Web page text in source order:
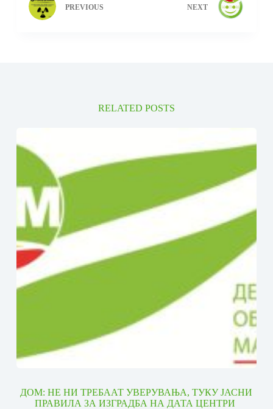
PREVIOUS NEXT
RELATED POSTS
ДОМ: НЕ НИ ТРЕБААТ УВЕРУВАЊА, ТУКУ ЈАСНИ
ПРАВИЛА ЗА ИЗГРАДБА НА ДАТА ЦЕНТРИ